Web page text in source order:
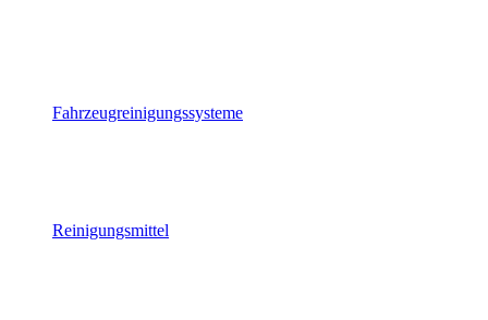
Fahrzeugreinigungssysteme
Reinigungsmittel